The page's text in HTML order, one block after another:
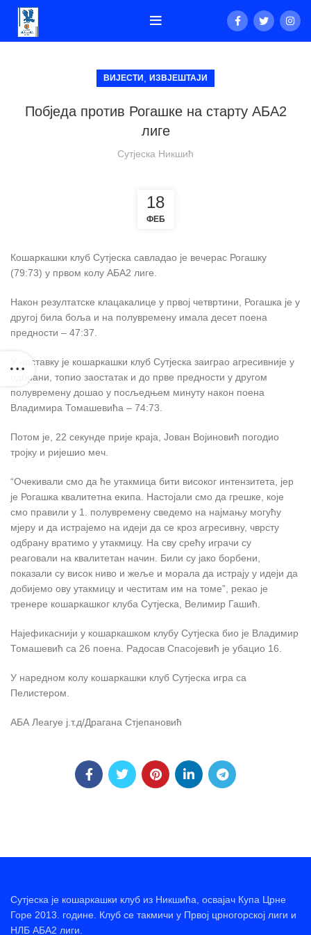
ВИЈЕСТИ ИЗВЈЕШТАЈИ
Побједа против Рогашке на старту АБА2
лиге
Сутјеска Никшић
18
ФЕБ
Кошаркашки клуб Сутјеска савладао је вечерас Рогашку
(79:73) у првом колу АБА2 лиге.
Након резултатске клацакалице у првој четвртини, Рогашка је у
другој била боља и на полувремену имала десет поена
предности – 47:37.
У наставку је кошаркашки клуб Сутјеска заиграо агресивније у
одбрани, топио заостатак и до прве предности у другом
полувремену дошао у посљедњем минуту након поена
Владимира Томашевића – 74:73.
Потом је, 22 секунде прије краја, Јован Војиновић погодио
тројку и ријешио меч.
“Очекивали смо да ће утакмица бити високог интензитета, јер
је Рогашка квалитетна екипа. Настојали смо да грешке, које
смо правили у 1. полувремену сведемо на најмању могућу
мјеру и да истрајемо на идеји да се кроз агресивну, чврсту
одбрану вратимо у утакмицу. На сву срећу играчи су
реаговали на квалитетан начин. Били су јако борбени,
показали су висок ниво и жеље и морала да истрају у идеји да
добијемо ову утакмицу и честитам им на томе”, рекао је
тренере кошаркашког клуба Сутјеска, Велимир Гашић.
Најефикаснији у кошаркашком клубу Сутјеска био је Владимир
Томашевић са 26 поена. Радосав Спасојевић је убацио 16.
У наредном колу кошаркашки клуб Сутјеска игра са
Пелистером.
АБА Леагуе ј.т.д/Драгана Стјепановић
Сутјеска је кошаркашки клуб из Никшића, освајач Купа Црне
Горе 2013. године. Клуб се такмичи у Првој црногорској лиги и
НЛБ АБА2 лиги.